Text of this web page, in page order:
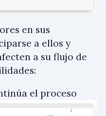
en sus
a ellos y
a su flujo de
el proceso